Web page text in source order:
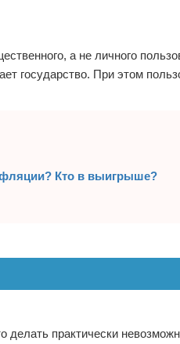
а не личного
государство. При этом
Кто в выигрыше?
делать практически